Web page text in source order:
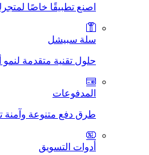
اصنع تطبيقًا خاصًا
سلة سبيشل
حلول تقنية متقدمة لنمو
المدفوعات
طرق دفع متنوعة وآمنة
أدوات التسويق